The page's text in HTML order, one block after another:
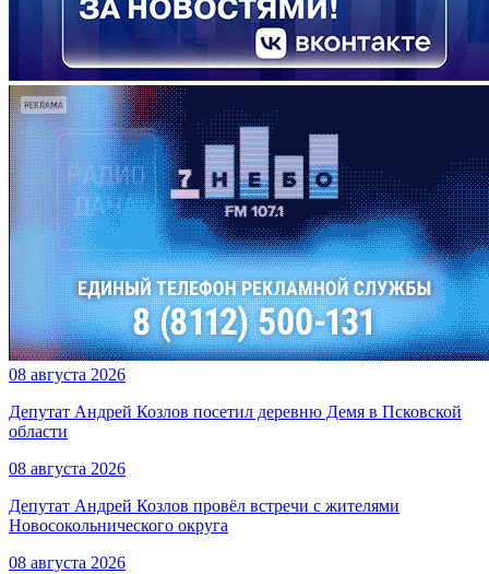
08 августа 2026
Депутат Андрей Козлов посетил деревню Демя в Псковской
области
08 августа 2026
Депутат Андрей Козлов провёл встречи с жителями
Новосокольнического округа
08 августа 2026